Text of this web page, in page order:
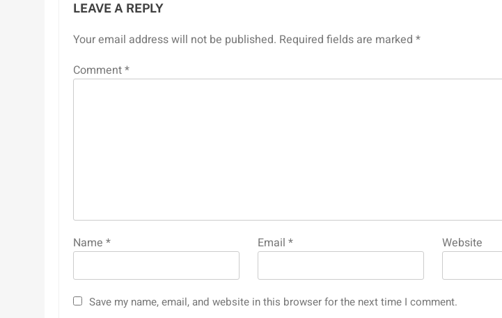
LEAVE A REPLY
Your email address will not be published. Required fields are marked *
Comment*
Name * Email* Website
Save my name, email, and website in this browser for the next time I comment.